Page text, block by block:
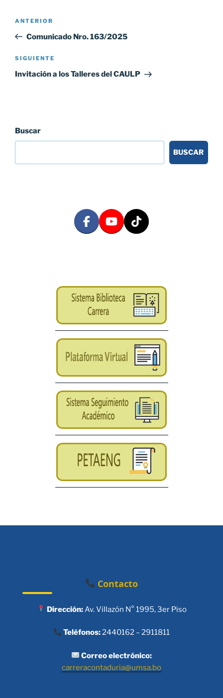
Navegación
entradas
Entrada
anterior:
ANTERIOR
Comunicado Nro. 163/2025
Siguiente
entrada
SIGUIENTE
Invitación a los Talleres del CAULP
Buscar
BUSCAR
Contacto
Dirección:Av. Villazón N° 1995, 3er Piso
Teléfonos:2440162 – 2911811
Correo electrónico:
carreracontaduria@umsa.bo